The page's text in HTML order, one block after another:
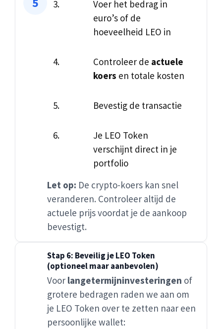
Voer het bedrag in
euro’s of de
hoeveelheid LEO in
Controleer de actuele
koers en totale kosten
Bevestig de transactie
Je LEO Token
verschijnt direct in je
portfolio
Let op: De crypto-koers kan snel
veranderen. Controleer altijd de
actuele prijs voordat je de aankoop
bevestigt.
Stap 6: Beveilig je LEO Token
(optioneel maar aanbevolen)
Voor langetermijninvesteringen of
grotere bedragen raden we aan om
je LEO Token over te zetten naar een
persoonlijke wallet: